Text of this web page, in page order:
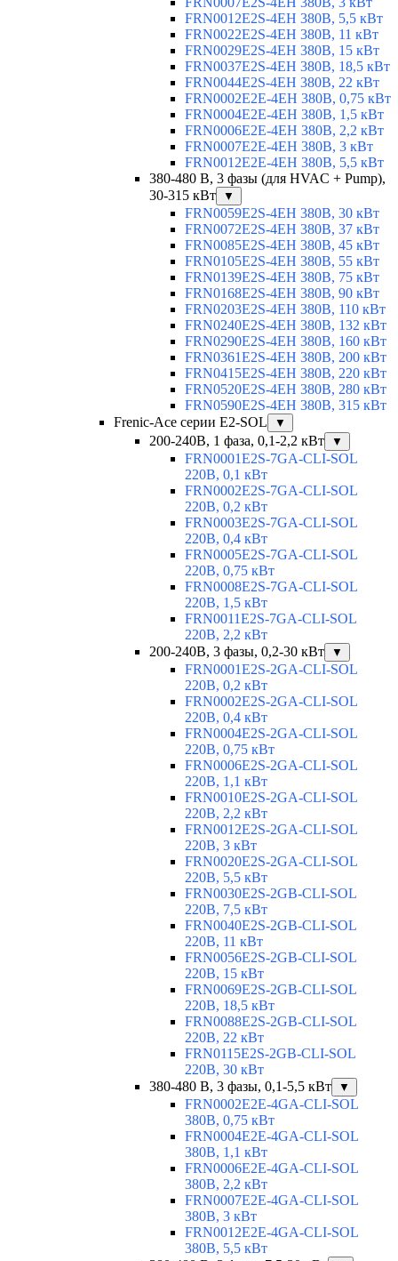
FRN0012E2S-4EH 380В, 5,5 кВт
FRN0022E2S-4EH 380В, 11 кВт
FRN0029E2S-4EH 380В, 15 кВт
FRN0037E2S-4EH 380В, 18,5 кВт
FRN0044E2S-4EH 380В, 22 кВт
FRN0002E2E-4EH 380В, 0,75 кВт
FRN0004E2E-4EH 380В, 1,5 кВт
FRN0006E2E-4EH 380В, 2,2 кВт
FRN0007E2E-4EH 380В, 3 кВт
FRN0012E2E-4EH 380В, 5,5 кВт
380-480 В, 3 фазы (для HVAC + Pump),
30-315 кВт
▼
FRN0059E2S-4EH 380В, 30 кВт
FRN0072E2S-4EH 380В, 37 кВт
FRN0085E2S-4EH 380В, 45 кВт
FRN0105E2S-4EH 380В, 55 кВт
FRN0139E2S-4EH 380В, 75 кВт
FRN0168E2S-4EH 380В, 90 кВт
FRN0203E2S-4EH 380В, 110 кВт
FRN0240E2S-4EH 380В, 132 кВт
FRN0290E2S-4EH 380В, 160 кВт
FRN0361E2S-4EH 380В, 200 кВт
FRN0415E2S-4EH 380В, 220 кВт
FRN0520E2S-4EH 380В, 280 кВт
FRN0590E2S-4EH 380В, 315 кВт
Frenic-Ace серии E2-SOL
▼
200-240В, 1 фаза, 0,1-2,2 кВт ▼
FRN0001E2S-7GA-CLI-SOL
220В, 0,1 кВт
FRN0002E2S-7GA-CLI-SOL
220В, 0,2 кВт
FRN0003E2S-7GA-CLI-SOL
220В, 0,4 кВт
FRN0005E2S-7GA-CLI-SOL
220В, 0,75 кВт
FRN0008E2S-7GA-CLI-SOL
220В, 1,5 кВт
FRN0011E2S-7GA-CLI-SOL
220В, 2,2 кВт
200-240В, 3 фазы, 0,2-30 кВт
▼
FRN0001E2S-2GA-CLI-SOL
220В, 0,2 кВт
FRN0002E2S-2GA-CLI-SOL
220В, 0,4 кВт
FRN0004E2S-2GA-CLI-SOL
220В, 0,75 кВт
FRN0006E2S-2GA-CLI-SOL
220В, 1,1 кВт
FRN0010E2S-2GA-CLI-SOL
220В, 2,2 кВт
FRN0012E2S-2GA-CLI-SOL
220В, 3 кВт
FRN0020E2S-2GA-CLI-SOL
220В, 5,5 кВт
FRN0030E2S-2GB-CLI-SOL
220В, 7,5 кВт
FRN0040E2S-2GB-CLI-SOL
220В, 11 кВт
FRN0056E2S-2GB-CLI-SOL
220В, 15 кВт
FRN0069E2S-2GB-CLI-SOL
220В, 18,5 кВт
FRN0088E2S-2GB-CLI-SOL
220В, 22 кВт
FRN0115E2S-2GB-CLI-SOL
220В, 30 кВт
380-480 В, 3 фазы, 0,1-5,5 кВт
▼
FRN0002E2E-4GA-CLI-SOL
380В, 0,75 кВт
FRN0004E2E-4GA-CLI-SOL
380В, 1,1 кВт
FRN0006E2E-4GA-CLI-SOL
380В, 2,2 кВт
FRN0007E2E-4GA-CLI-SOL
380В, 3 кВт
FRN0012E2E-4GA-CLI-SOL
380В, 5,5 кВт